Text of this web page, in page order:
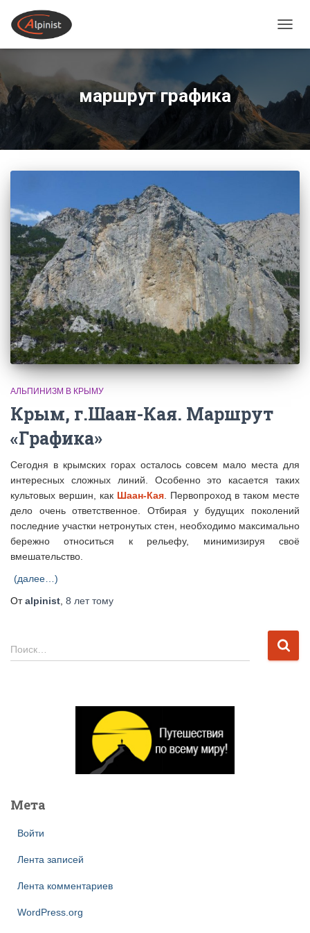
маршрут графика
АЛЬПИНИЗМ В КРЫМУ
Крым, г.Шаан-Кая. Маршрут
«Графика»
Сегодня в крымских горах осталось совсем мало места для
интересных сложных линий. Особенно это касается таких
культовых вершин, как Шаан-Кая. Первопроход в таком месте
дело очень ответственное. Отбирая у будущих поколений
последние участки нетронутых стен, необходимо максимально
бережно относиться к рельефу, минимизируя своё
вмешательство.
(далее…)
Отalpinist, 8 леттому
Н
а
Поиск…
Мета
Войти
Лента записей
Лента комментариев
WordPress.org